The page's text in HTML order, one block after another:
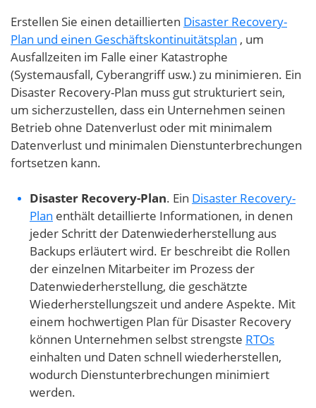
Erstellen Sie einen detaillierten Disaster Recovery-
Plan und einen Geschäftskontinuitätsplan , um
Ausfallzeiten im Falle einer Katastrophe
(Systemausfall, Cyberangriff usw.) zu minimieren. Ein
Disaster Recovery-Plan muss gut strukturiert sein,
um sicherzustellen, dass ein Unternehmen seinen
Betrieb ohne Datenverlust oder mit minimalem
Datenverlust und minimalen Dienstunterbrechungen
fortsetzen kann.
Disaster Recovery-Plan. Ein Disaster Recovery-
Plan enthält detaillierte Informationen, in denen
jeder Schritt der Datenwiederherstellung aus
Backups erläutert wird. Er beschreibt die Rollen
der einzelnen Mitarbeiter im Prozess der
Datenwiederherstellung, die geschätzte
Wiederherstellungszeit und andere Aspekte. Mit
einem hochwertigen Plan für Disaster Recovery
können Unternehmen selbst strengste RTOs
einhalten und Daten schnell wiederherstellen,
wodurch Dienstunterbrechungen minimiert
werden.